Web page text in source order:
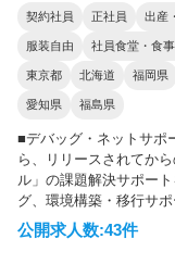
契約社員 正社員 出産
服装自由 社員食堂・食
東京都 北海道 福岡県
愛知県 福島県
■デバッグ・ネットサポ
ら、リリースされてか
ル」の課題解決サポー
グ、環境構築・移行サ
公開求人数:43件